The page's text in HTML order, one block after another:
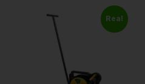
Rea!